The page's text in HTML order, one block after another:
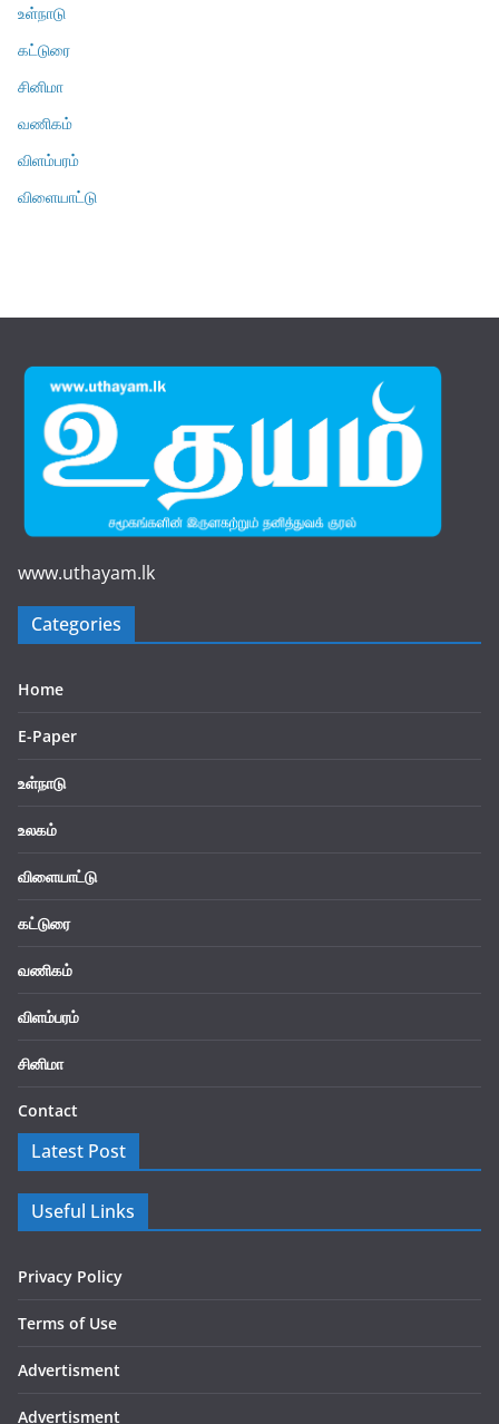
உள்நாடு
கட்டுரை
சினிமா
வணிகம்
விளம்பரம்
விளையாட்டு
www.uthayam.lk
Categories
Home
E-Paper
உள்நாடு
உலகம்
விளையாட்டு
கட்டுரை
வணிகம்
விளம்பரம்
சினிமா
Contact
Latest Post
Useful Links
Privacy Policy
Terms of Use
Advertisment
Advertisment